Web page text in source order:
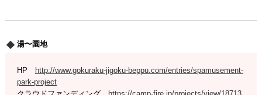
湯〜園地
HP
http://www.gokuraku-jigoku-beppu.com/entries/spamusement-
park-project